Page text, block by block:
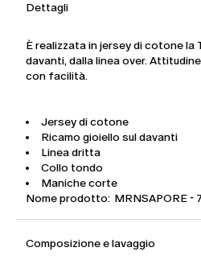
Dettagli
È realizzata in jersey di cotone
davanti, dalla linea over.
con facilità.
Jersey di cotone
Ricamo gioiello sul davanti
Linea dritta
Collo tondo
Maniche corte
Nome prodotto: MRNSAPORE -
Composizione e lavaggio